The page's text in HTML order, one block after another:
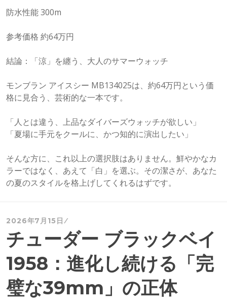
防水性能 300m
参考価格 約64万円
結論：「涼」を纏う、大人のサマーウォッチ
モンブラン アイスシー MB134025は、約64万円という価
格に見合う、芸術的な一本です。
「人とは違う、上品なダイバーズウォッチが欲しい」
「夏場に手元をクールに、かつ知的に演出したい」
そんな方に、これ以上の選択肢はありません。鮮やかなカ
ラーではなく、あえて「白」を選ぶ。その潔さが、あなた
の夏のスタイルを格上げしてくれるはずです。
2026年7月15日
チューダー ブラックベイ
1958：進化し続ける「完
璧な39mm」の正体